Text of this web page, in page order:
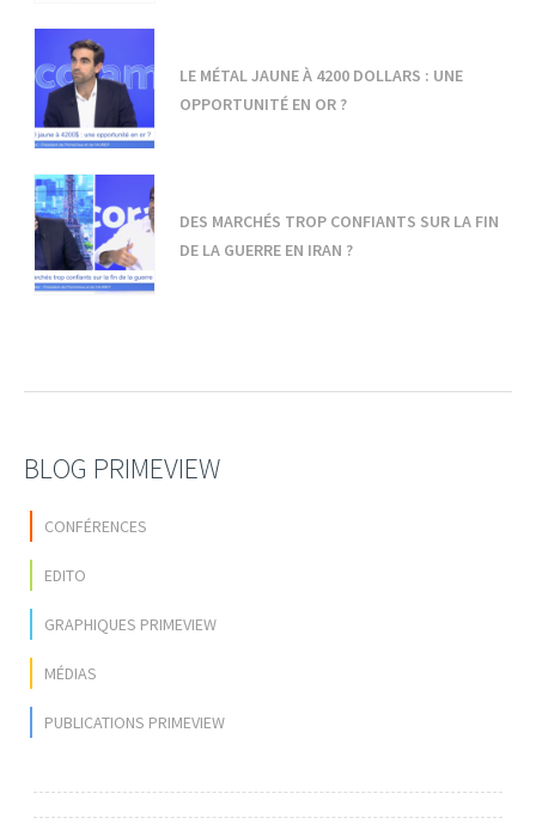
LE MÉTAL JAUNE À 4200 DOLLARS : UNE
OPPORTUNITÉ EN OR ?
DES MARCHÉS TROP CONFIANTS SUR LA FIN
DE LA GUERRE EN IRAN ?
BLOG PRIMEVIEW
CONFÉRENCES
EDITO
GRAPHIQUES PRIMEVIEW
MÉDIAS
PUBLICATIONS PRIMEVIEW